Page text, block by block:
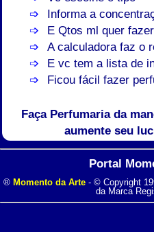
Informa a
E Qtos ml quer fazer
A calculadora faz o
E vc tem a lista de
Ficou fácil fazer
Faça Perfumaria da
aumente seu
Portal
® Momento da Arte- © Copyright
da Marca